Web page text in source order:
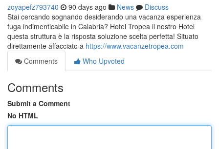
zoyapefz793740 90 days ago News
Discuss
Stai cercando sognando desiderando una vacanza esperienza
fuga indimenticabile in Calabria? Hotel Tropea il nostro Hotel
questa struttura è la risposta soluzione scelta perfetta! Situato
direttamente affacciato a https://www.vacanzetropea.com
Comments
Who Upvoted
Comments
Submit a Comment
No HTML